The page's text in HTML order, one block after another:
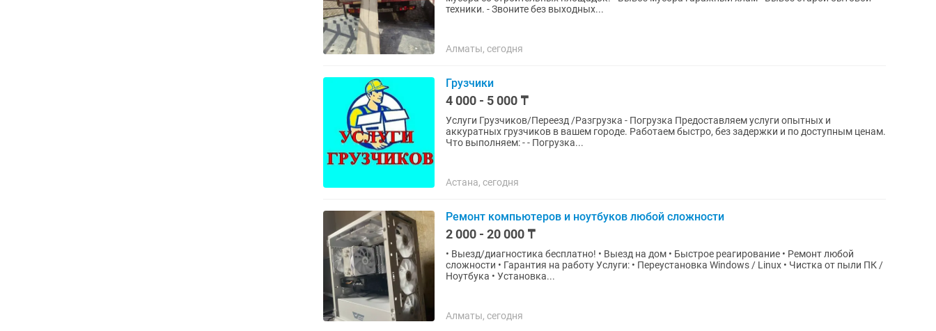
техники. - Звоните без выходных...
Алматы, сегодня
Грузчики
4 000 - 5 000 ₸
Услуги Грузчиков/Переезд /Разгрузка - Погрузка Предоставляем услуги опытных и
аккуратных грузчиков в вашем городе. Работаем быстро, без задержки и по доступным ценам.
Что выполняем: - - Погрузка...
Астана, сегодня
Ремонт компьютеров и ноутбуков любой сложности
2 000 - 20 000 ₸
• Выезд/диагностика бесплатно! • Выезд на дом • Быстрое реагирование • Ремонт любой
сложности • Гарантия на работу Услуги: • Переустановка Windows / Linux • Чистка от пыли ПК /
Ноутбука • Установка...
Алматы, сегодня